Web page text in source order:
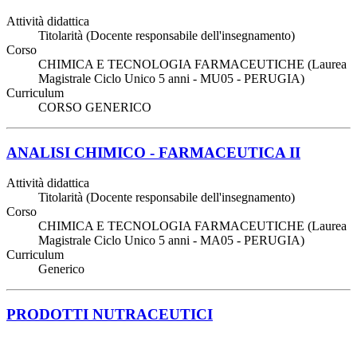
Attività didattica
Titolarità (Docente responsabile dell'insegnamento)
Corso
CHIMICA E TECNOLOGIA FARMACEUTICHE (Laurea
Magistrale Ciclo Unico 5 anni - MU05 - PERUGIA)
Curriculum
CORSO GENERICO
ANALISI CHIMICO - FARMACEUTICA II
Attività didattica
Titolarità (Docente responsabile dell'insegnamento)
Corso
CHIMICA E TECNOLOGIA FARMACEUTICHE (Laurea
Magistrale Ciclo Unico 5 anni - MA05 - PERUGIA)
Curriculum
Generico
PRODOTTI NUTRACEUTICI